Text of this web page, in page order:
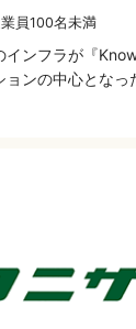
員100名未満
ンフラが『
ンの中心となっ